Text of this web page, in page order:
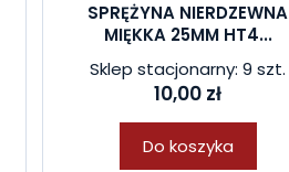
SPRĘŻYNA NIERDZEWNA
MIĘKKA 25MM HT4...
Sklep stacjonarny: 9 szt.
10,00 zł
Do koszyka